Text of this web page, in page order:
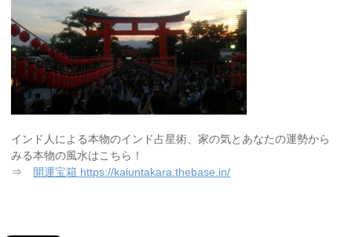
インド人による本物のインド占星術、家の気とあなたの運勢から
みる本物の風水はこちら！
⇒ 開運宝箱 https://kaiuntakara.thebase.in/